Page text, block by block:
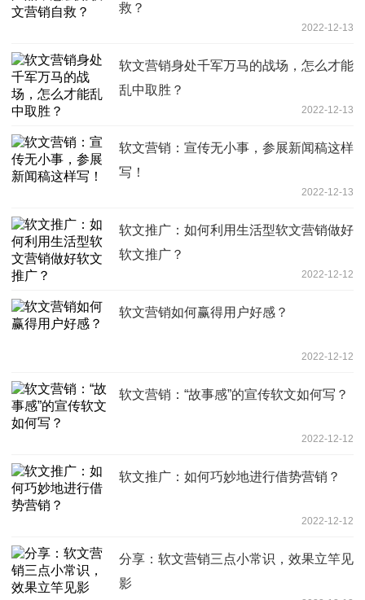
救？
2022-12-13
软文营销身处千军万马的战场，怎么才能
乱中取胜？
2022-12-13
软文营销：宣传无小事，参展新闻稿这样
写！
2022-12-13
软文推广：如何利用生活型软文营销做好
软文推广？
2022-12-12
软文营销如何赢得用户好感？
2022-12-12
软文营销：“故事感”的宣传软文如何写？
2022-12-12
软文推广：如何巧妙地进行借势营销？
2022-12-12
分享：软文营销三点小常识，效果立竿见
影